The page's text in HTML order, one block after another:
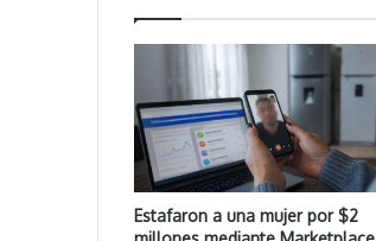
Estafaron a una mujer por $2